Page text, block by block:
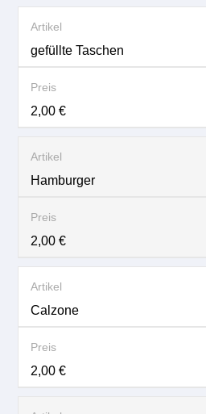
gefüllte Taschen
2,00 €
Hamburger
2,00 €
Calzone
2,00 €